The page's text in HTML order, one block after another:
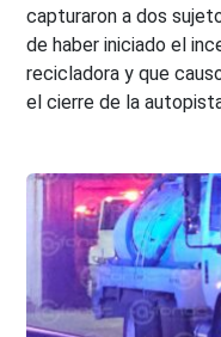
capturaron a dos
de haber iniciado el
recicladora y que
el cierre de la